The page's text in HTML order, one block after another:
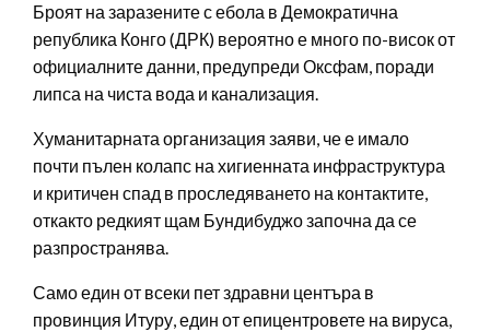
Броят на заразените с ебола в Демократична
република Конго (ДРК) вероятно е много по-висок от
официалните данни, предупреди Оксфам, поради
липса на чиста вода и канализация.
Хуманитарната организация заяви, че е имало
почти пълен колапс на хигиенната инфраструктура
и критичен спад в проследяването на контактите,
откакто редкият щам Бундибуджо започна да се
разпространява.
Само един от всеки пет здравни центъра в
провинция Итуру, един от епицентровете на вируса,